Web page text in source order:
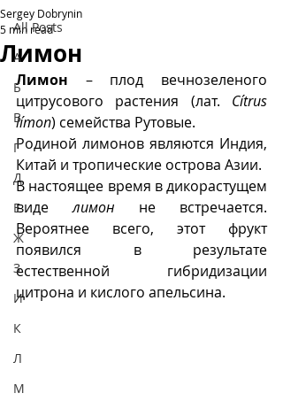
All Posts
А
Б
В
Г
Д
Е
Ж
З
И
К
Л
М
Лимон
Sergey Dobrynin
5 min read
Лимон – плод вечнозеленого
цитрусового растения (лат. Cítrus
límon) семейства Рутовые.
Родиной лимонов являются Индия,
Китай и тропические острова Азии.
В настоящее время в дикорастущем
виде лимон не встречается.
Вероятнее всего, этот фрукт
появился в результате
естественной гибридизации
цитрона и кислого апельсина.